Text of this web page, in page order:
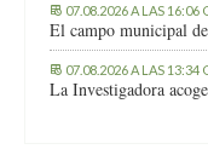
07.08.2026 A LAS 16:06
El campo municipal
07.08.2026 A LAS 13:34
La Investigadora